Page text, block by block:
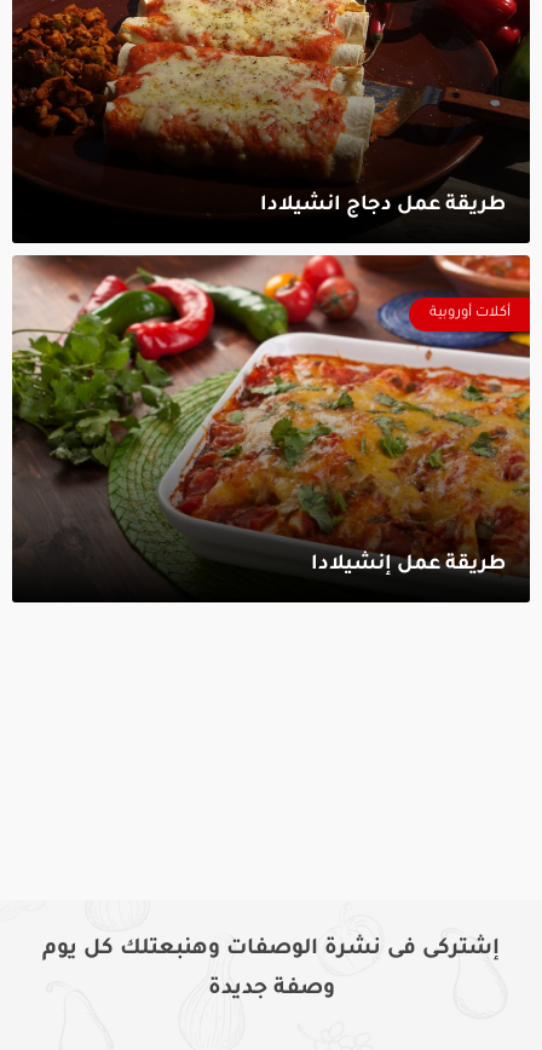
طريقة عمل دجاج انشيلادا‎
أكلات أوروبية
طريقة عمل إنشيلادا‎
إشتركى فى نشرة الوصفات وهنبعتلك كل يوم
وصفة جديدة